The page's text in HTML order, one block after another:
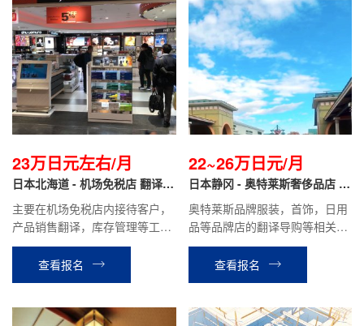
23万日元左右/月
日本北海道 - 机场免税店 翻译导
购
主要在机场免税店内接待客户，
产品销售翻译，库存管理等工
作。
查看报名
22~26万日元/月
日本静冈 - 奥特莱斯奢侈品店 翻
译导购
奥特莱斯品牌服装，首饰，日用
品等品牌店的翻译导购等相关工
作。
查看报名